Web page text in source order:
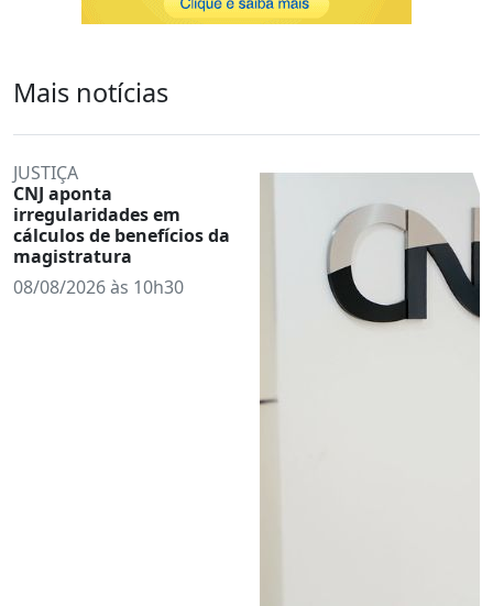
Mais notícias
JUSTIÇA
CNJ aponta
irregularidades em
cálculos de benefícios da
magistratura
08/08/2026 às 10h30